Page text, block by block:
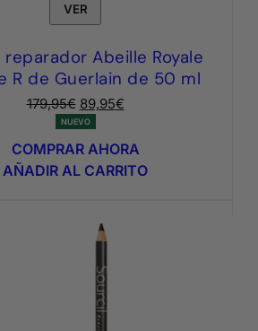
VER
reparador Abeille Royale
R de Guerlain de 50 ml
179,95€ El
precio
original
era:
179,95€.
89,95€El
actual
es:
89,95€.
NUEVO
COMPRAR AHORA
AÑADIR AL CARRITO